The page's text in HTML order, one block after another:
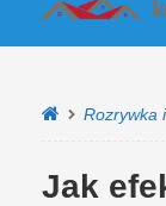
Rozrywka
Jak